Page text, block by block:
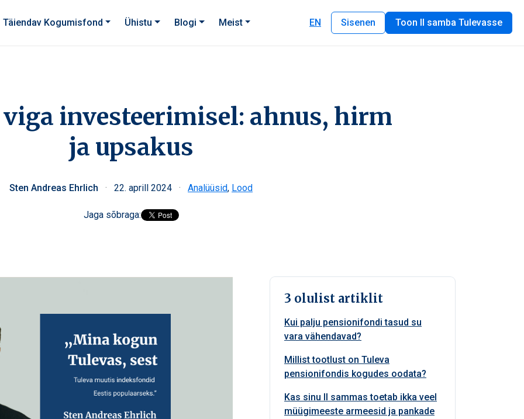
Täiendav Kogumisfond Ühistu Blogi Meist EN Sisenen Toon II samba Tulevasse
investeerimisel: ahnus, hirm
ja upsakus
Sten Andreas Ehrlich · 22. aprill 2024 · Analüüsid, Lood
Jaga sõbraga:
3 olulist artiklit
Kui palju pensionifondi tasud su
vara vähendavad?
Millist tootlust on Tuleva
pensionifondis kogudes oodata?
Kas sinu II sammas toetab ikka veel
müügimeeste armeesid ja pankade